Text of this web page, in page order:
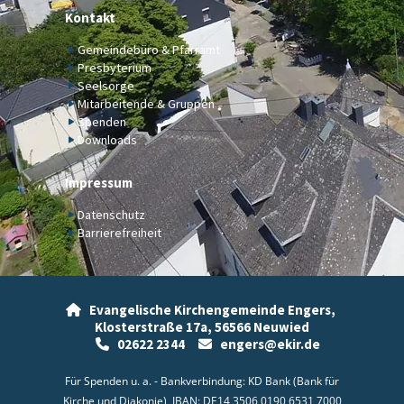
Kontakt
Gemeindebüro & Pfarramt
Presbyterium
Seelsorge
Mitarbeitende & Gruppen
Spenden
Downloads
Impressum
Datenschutz
Barrierefreiheit

Evangelische Kirchengemeinde Engers,
Klosterstraße 17a, 56566 Neuwied
02622 2344 engers@ekir.de
Für Spenden u. a. - Bankverbindung: KD Bank (Bank für
Kirche und Diakonie), IBAN: DE14 3506 0190 6531 7000